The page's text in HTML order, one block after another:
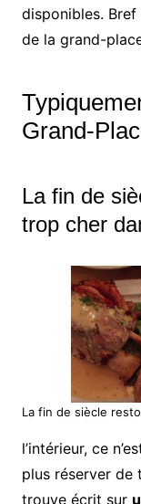
disponibles.
de la grand-
Grand-
La fin de
trop cher
La fin de siècle
l’intérieur, ce
plus réserver de
trouve écrit sur